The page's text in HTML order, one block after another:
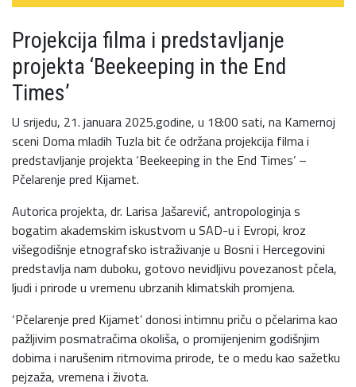
Projekcija filma i predstavljanje
projekta ‘Beekeeping in the End
Times’
U srijedu, 21. januara 2025.godine, u 18:00 sati, na Kamernoj
sceni Doma mladih Tuzla bit će održana projekcija filma i
predstavljanje projekta ‘Beekeeping in the End Times’ –
Pčelarenje pred Kijamet.
Autorica projekta, dr. Larisa Jašarević, antropologinja s
bogatim akademskim iskustvom u SAD-u i Evropi, kroz
višegodišnje etnografsko istraživanje u Bosni i Hercegovini
predstavlja nam duboku, gotovo nevidljivu povezanost pčela,
ljudi i prirode u vremenu ubrzanih klimatskih promjena.
‘Pčelarenje pred Kijamet’ donosi intimnu priču o pčelarima kao
pažljivim posmatračima okoliša, o promijenjenim godišnjim
dobima i narušenim ritmovima prirode, te o medu kao sažetku
pejzaža, vremena i života.